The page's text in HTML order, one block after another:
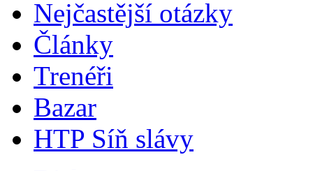
Nejčastější otázky
Články
Trenéři
Bazar
HTP Síň slávy